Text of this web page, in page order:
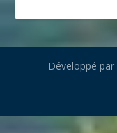
Développé par